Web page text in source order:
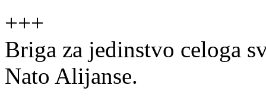
+++
Briga za jedinstvo celoga
Nato Alijanse.